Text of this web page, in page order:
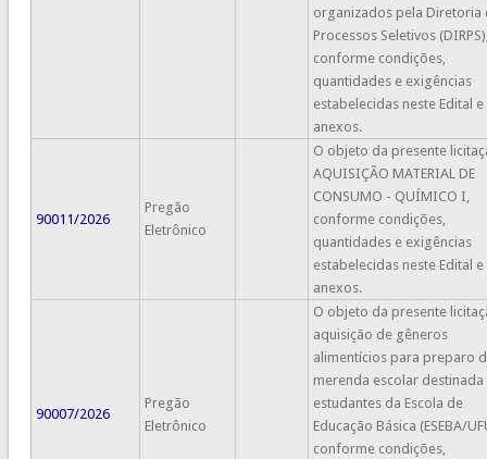
organizados pela Diretoria
Processos Seletivos
conforme condições,
quantidades e exigências
estabelecidas neste Edital e
anexos.
90011/2026
Pregão
Eletrônico
O objeto da presente
AQUISIÇÃO MATERIAL DE
CONSUMO - QUÍMICO I,
conforme condições,
quantidades e exigências
estabelecidas neste Edital e
anexos.
90007/2026
Pregão
Eletrônico
O objeto da presente
aquisição de gêneros
alimentícios para preparo
merenda escolar destinada
estudantes da Escola de
Educação Básica (ESEBA/
conforme condições,